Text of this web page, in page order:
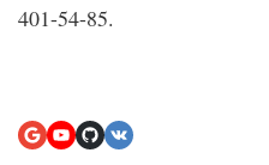
401-54-85.